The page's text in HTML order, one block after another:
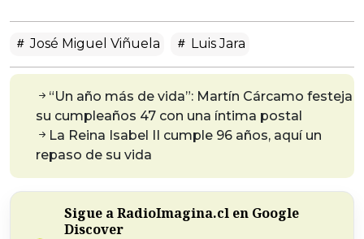
José Miguel Viñuela Luis Jara
“Un año más de vida”: Martín Cárcamo festeja
su cumpleaños 47 con una íntima postal
La Reina Isabel II cumple 96 años, aquí un
repaso de su vida
Sigue a RadioImagina.cl en Google
Discover